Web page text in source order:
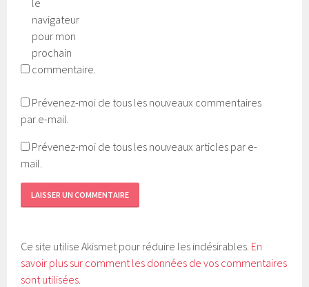
navigateur
pour mon
prochain
commentaire.
Prévenez-moi de tous les nouveaux commentaires
par e-mail.
Prévenez-moi de tous les nouveaux articles par e-
mail.
Ce site utilise Akismet pour réduire les indésirables. En
savoir plus sur comment les données de vos commentaires
sont utilisées